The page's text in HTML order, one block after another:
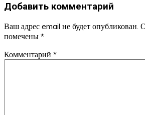
Добавить комментарий
Ваш адрес email не будет опубликован.
помечены *
Комментарий *